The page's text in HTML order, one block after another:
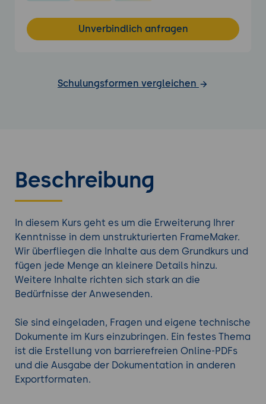
Unverbindlich anfragen
Schulungsformen vergleichen
Beschreibung
In diesem Kurs geht es um die Erweiterung Ihrer
Kenntnisse in dem unstrukturierten FrameMaker.
Wir überfliegen die Inhalte aus dem Grundkurs und
fügen jede Menge an kleinere Details hinzu.
Weitere Inhalte richten sich stark an die
Bedürfnisse der Anwesenden.
Sie sind eingeladen, Fragen und eigene technische
Dokumente im Kurs einzubringen. Ein festes Thema
ist die Erstellung von barrierefreien Online-PDFs
und die Ausgabe der Dokumentation in anderen
Exportformaten.